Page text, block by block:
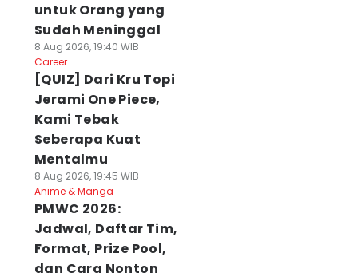
untuk Orang yang
Sudah Meninggal
8 Aug 2026, 19:40 WIB
Career
[QUIZ] Dari Kru Topi
Jerami One Piece,
Kami Tebak
Seberapa Kuat
Mentalmu
8 Aug 2026, 19:45 WIB
Anime & Manga
PMWC 2026:
Jadwal, Daftar Tim,
Format, Prize Pool,
dan Cara Nonton